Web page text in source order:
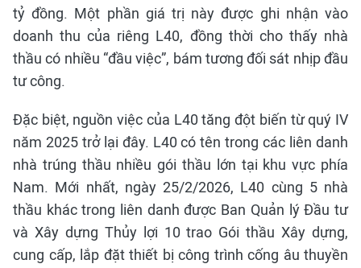
tỷ đồng. Một phần giá trị này được ghi nhận vào
doanh thu của riêng L40, đồng thời cho thấy nhà
thầu có nhiều “đầu việc”, bám tương đối sát nhịp đầu
tư công.
Đặc biệt, nguồn việc của L40 tăng đột biến từ quý IV
năm 2025 trở lại đây. L40 có tên trong các liên danh
nhà trúng thầu nhiều gói thầu lớn tại khu vực phía
Nam. Mới nhất, ngày 25/2/2026, L40 cùng 5 nhà
thầu khác trong liên danh được Ban Quản lý Đầu tư
và Xây dựng Thủy lợi 10 trao Gói thầu Xây dựng,
cung cấp, lắp đặt thiết bị công trình cống âu thuyền